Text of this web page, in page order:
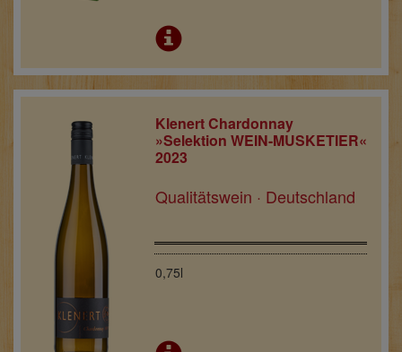
Klenert Chardonnay
»Selektion WEIN-MUSKETIER«
2023
Qualitätswein · Deutschland
0,75l